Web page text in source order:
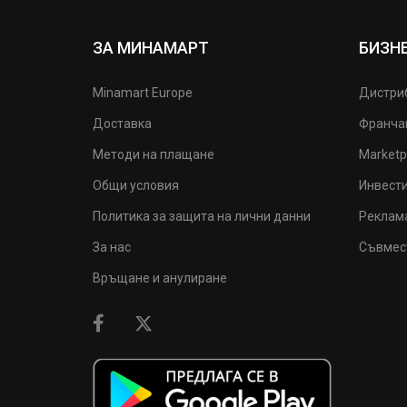
ЗА МИНАМАРТ
Minamart Europe
Доставка
Методи на плащане
Общи условия
Политика за защита на лични данни
За нас
Връщане и анулиране